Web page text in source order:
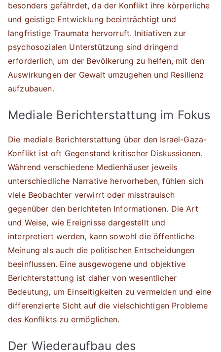
besonders gefährdet, da der Konflikt ihre körperliche
und geistige Entwicklung beeinträchtigt und
langfristige Traumata hervorruft. Initiativen zur
psychosozialen Unterstützung sind dringend
erforderlich, um der Bevölkerung zu helfen, mit den
Auswirkungen der Gewalt umzugehen und Resilienz
aufzubauen.
Mediale Berichterstattung im Fokus
Die mediale Berichterstattung über den Israel-Gaza-
Konflikt ist oft Gegenstand kritischer Diskussionen.
Während verschiedene Medienhäuser jeweils
unterschiedliche Narrative hervorheben, fühlen sich
viele Beobachter verwirrt oder misstrauisch
gegenüber den berichteten Informationen. Die Art
und Weise, wie Ereignisse dargestellt und
interpretiert werden, kann sowohl die öffentliche
Meinung als auch die politischen Entscheidungen
beeinflussen. Eine ausgewogene und objektive
Berichterstattung ist daher von wesentlicher
Bedeutung, um Einseitigkeiten zu vermeiden und eine
differenzierte Sicht auf die vielschichtigen Probleme
des Konflikts zu ermöglichen.
Der Wiederaufbau des